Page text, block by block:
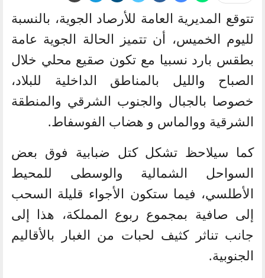
تتوقع المديرية العامة للأرصاد الجوية، بالنسبة
لليوم الخميس، أن تتميز الحالة الجوية عامة
بطقس بارد نسبيا مع تكون صقيع محلي خلال
الصباح والليل بالمناطق الداخلية للبلاد،
خصوصا بالجبال والجنوب الشرقي والمنطقة
الشرقية ووالماس و هضاب الفوسفاط.
كما سيلاحظ تشكل كتل ضبابية فوق بعض
السواحل الشمالية والوسطى للمحيط
الأطلسي، فيما ستكون الأجواء قليلة السحب
إلى صافية بمجموع ربوع المملكة، هذا إلى
جانب تناثر كثيف لحبات من الغبار بالأقاليم
الجنوبية.